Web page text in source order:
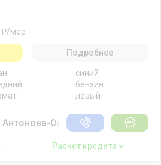
₽/мес
синий
бензин
левый
Подробнее
Овсеенко
Расчет кредита